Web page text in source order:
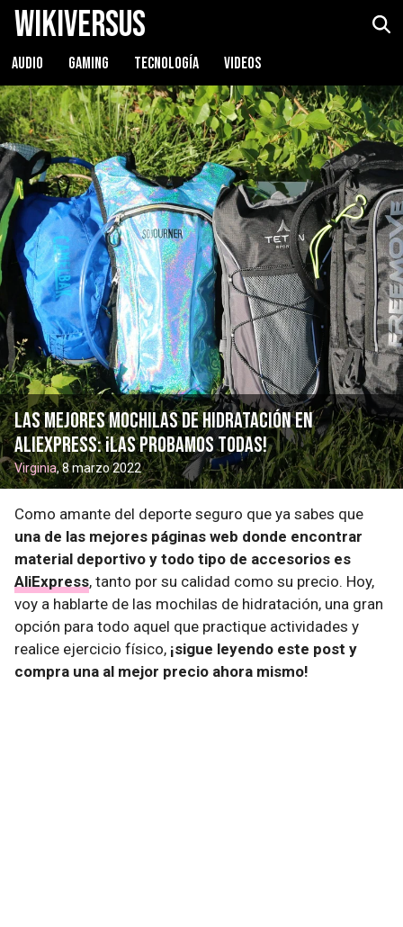
WikiVersus
AUDIO GAMING TECNOLOGÍA VIDEOS
Las mejores mochilas de hidratación en
AliExpress: ¡las probamos todas!
Virginia, 8 marzo 2022
Como amante del deporte seguro que ya sabes que
una de las mejores páginas web donde encontrar
material deportivo y todo tipo de accesorios es
AliExpress, tanto por su calidad como su precio. Hoy,
voy a hablarte de las mochilas de hidratación, una gran
opción para todo aquel que practique actividades y
realice ejercicio físico, ¡sigue leyendo este post y
compra una al mejor precio ahora mismo!